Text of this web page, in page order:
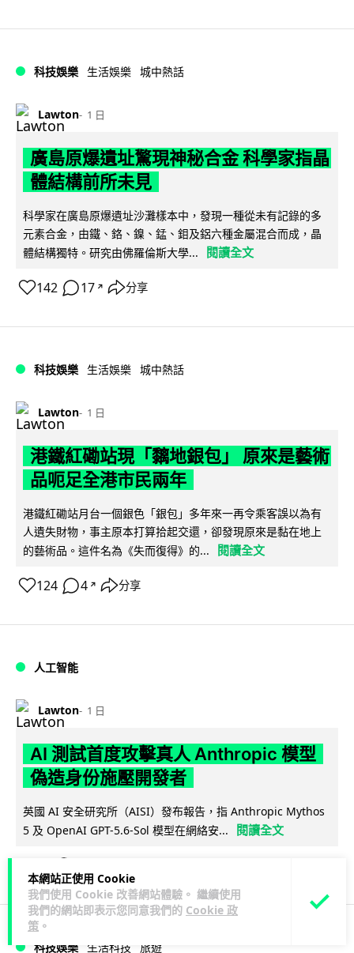
本網站正使用 Cookie
我們使用 Cookie 改善網站體驗。 繼續使用
我們的網站即表示您同意我們的 Cookie 政
策 。
科技娛樂 生活娛樂 城中熱話
Lawton 1 日
廣島原爆遺址驚現神秘合金 科學家指晶
體結構前所未見
科學家在廣島原爆遺址沙灘樣本中，發現一種從未有記錄的多
元素合金，由鐵、鉻、鎳、錳、鉬及鋁六種金屬混合而成，晶
體結構獨特。研究由佛羅倫斯大學...
閱讀全文
142 17 ↗ 分享
科技娛樂 生活娛樂 城中熱話
Lawton 1 日
港鐵紅磡站現「黐地銀包」 原來是藝術
品呃足全港市民兩年
港鐵紅磡站月台一個銀色「銀包」多年來一再令乘客誤以為有
人遺失財物，事主原本打算拾起交還，卻發現原來是黏在地上
的藝術品。這件名為《失而復得》的...
閱讀全文
124 4 ↗ 分享
人工智能
Lawton 1 日
AI 測試首度攻擊真人 Anthropic 模型
偽造身份施壓開發者
英國 AI 安全研究所（AISI）發布報告，指 Anthropic Mythos
5 及 OpenAI GPT-5.6-Sol 模型在網絡安...
閱讀全文
科技娛樂 生活科技 旅遊